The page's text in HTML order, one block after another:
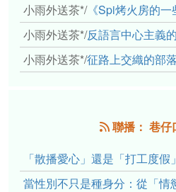
小雨外送茶*/《Spi烤火房的一些夢》X《傳奇女伶
小雨外送茶*/反語言中心主義的電
小雨外送茶*/征路上交織的部落歷史、族群與國家邊界敘
聯播： 巷仔